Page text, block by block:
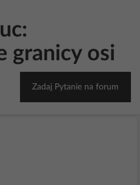
granicy osi
Zadaj Pytanie na forum